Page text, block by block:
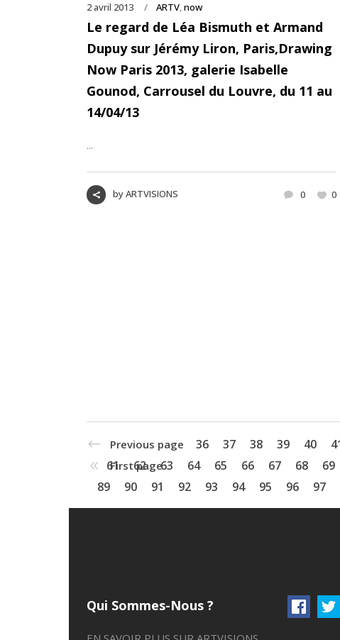
2 avril 2013 ARTV,now
Le regard de Léa Bismuth et Armand
Dupuy sur Jérémy Liron, Paris,Drawing
Now Paris 2013, galerie Isabelle
Gounod, Carrousel du Louvre, du 11 au
14/04/13
...
byARTVISIONS 0 0
First page
Previous page 36 37 38 39 40
61
62 63 64 65 66 67 68 69
89
90 91 92 93 94 95 96 97
Qui Sommes-Nous ?